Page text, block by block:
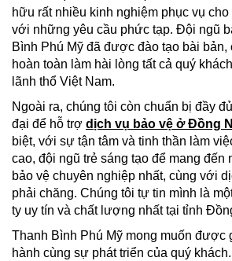
hữu rất nhiều kinh nghiệm phục vụ
với những yêu cầu phức tạp. Đội ngũ
Bình Phú Mỹ đã được đào tạo bài bản,
hoàn toàn làm hài lòng tất cả quý
lãnh thổ Việt Nam.
Ngoài ra, chúng tôi còn chuẩn bị đầy
đại để hỗ trợ dịch vụ bảo vệ ở Đồng
biệt, với sự tận tâm và tinh thần làm
cao, đội ngũ trẻ sáng tạo để mang đến
bảo vệ chuyên nghiệp nhất, cùng với
phải chăng. Chúng tôi tự tin mình là
ty uy tín và chất lượng nhất tại tỉnh
Thanh Bình Phú Mỹ mong muốn được
hành cùng sự phát triển của quý